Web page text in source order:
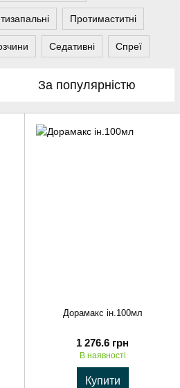
Протимаститні
Седативні Спреї
За популярністю
Дорамакс ін.100мл
1 276.6 грн
В наявності
Купити